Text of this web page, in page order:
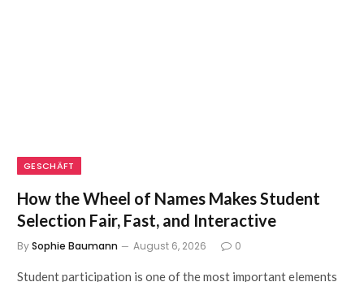
GESCHÄFT
How the Wheel of Names Makes Student
Selection Fair, Fast, and Interactive
BySophie Baumann August 6, 2026 0
Student participation is one of the most important elements